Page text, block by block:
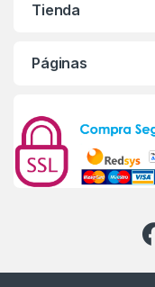
Tienda
Páginas